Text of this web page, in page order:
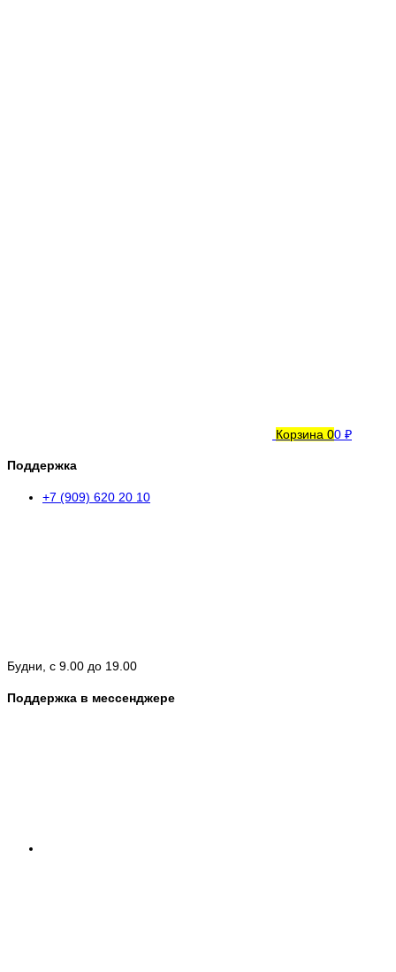
Корзина 00 ₽
Поддержка
+7 (909) 620 20 10
Будни, с 9.00 до 19.00
Поддержка в мессенджере